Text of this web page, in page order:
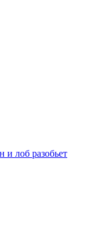
и лоб разобьет